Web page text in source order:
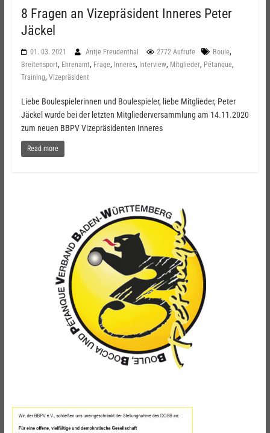
8 Fragen an Vizepräsident Inneres Peter
Jäckel
01. 03. 2021 Antje Freudenthal 2772 Aufrufe Boule,
Breitensport, Ehrenamt, Frage, Inneres, Interview, Mitglieder, Pétanque,
Training, Vizepräsident
Liebe Boulespielerinnen und Boulespieler, liebe Mitglieder, Peter
Jäckel wurde bei der letzten Mitgliederversammlung am 14.11.2020
zum neuen BBPV Vizepräsidenten Inneres
Read more